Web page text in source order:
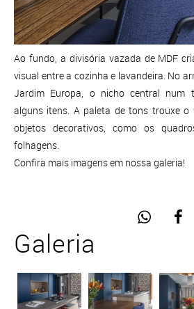
Ao fundo, a divisória vazada de MDF
visual entre a cozinha e lavandeira. No
Jardim Europa, o nicho central num
alguns itens. A paleta de tons trouxe o
objetos decorativos, como os
folhagens.
Confira mais imagens em nossa galeria!
Galeria